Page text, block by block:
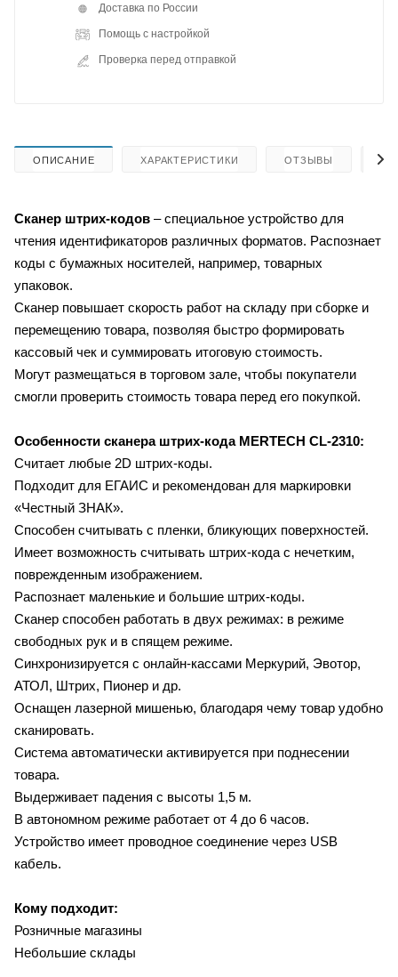
Доставка по России
Помощь с настройкой
Проверка перед отправкой
ОПИСАНИЕ ХАРАКТЕРИСТИКИ ОТЗЫВЫ
Сканер штрих-кодов – специальное устройство для
чтения идентификаторов различных форматов. Распознает
коды с бумажных носителей, например, товарных
упаковок.
Сканер повышает скорость работ на складу при сборке и
перемещению товара, позволяя быстро формировать
кассовый чек и суммировать итоговую стоимость.
Могут размещаться в торговом зале, чтобы покупатели
смогли проверить стоимость товара перед его покупкой.
Особенности сканера штрих-кода MERTECH CL-2310:
Считает любые 2D штрих-коды.
Подходит для ЕГАИС и рекомендован для маркировки
«Честный ЗНАК».
Способен считывать с пленки, бликующих поверхностей.
Имеет возможность считывать штрих-кода с нечетким,
поврежденным изображением.
Распознает маленькие и большие штрих-коды.
Сканер способен работать в двух режимах: в режиме
свободных рук и в спящем режиме.
Синхронизируется с онлайн-кассами Меркурий, Эвотор,
АТОЛ, Штрих, Пионер и др.
Оснащен лазерной мишенью, благодаря чему товар удобно
сканировать.
Система автоматически активируется при поднесении
товара.
Выдерживает падения с высоты 1,5 м.
В автономном режиме работает от 4 до 6 часов.
Устройство имеет проводное соединение через USB
кабель.
Кому подходит:
Розничные магазины
Небольшие склады